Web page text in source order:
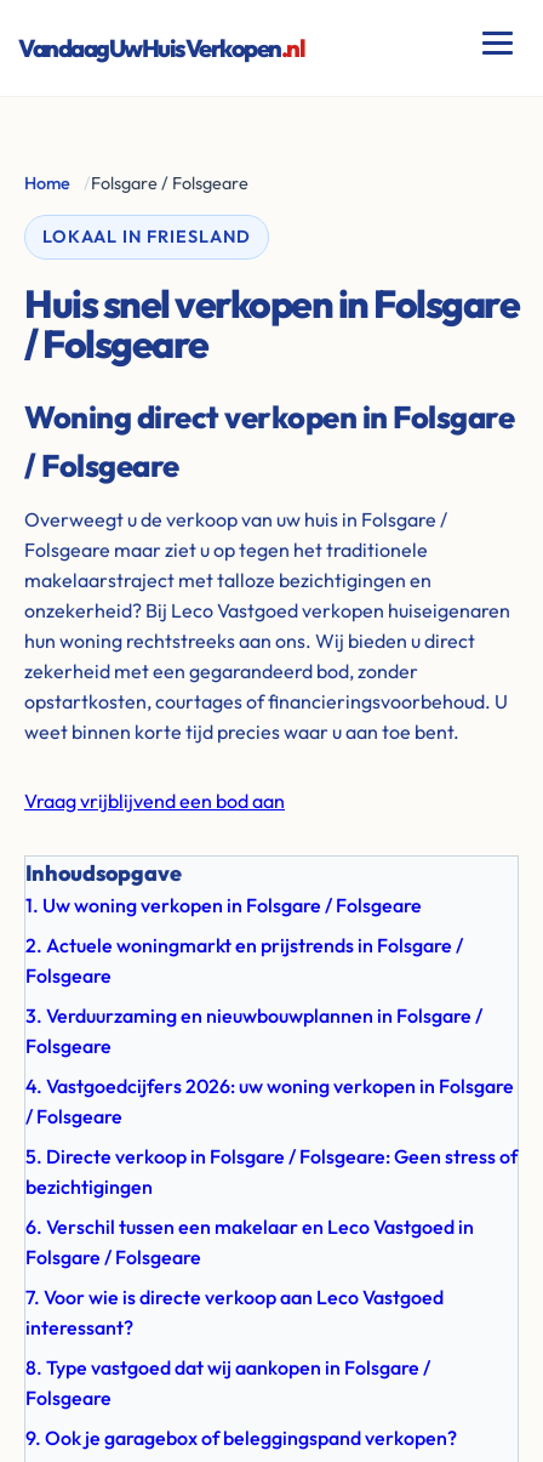
VandaagUwHuisVerkopen.nl
Home /Folsgare / Folsgeare
LOKAAL IN FRIESLAND
Huis snel verkopen in Folsgare
/ Folsgeare
Woning direct verkopen in Folsgare
/ Folsgeare
Overweegt u de verkoop van uw huis in Folsgare /
Folsgeare maar ziet u op tegen het traditionele
makelaarstraject met talloze bezichtigingen en
onzekerheid? Bij Leco Vastgoed verkopen huiseigenaren
hun woning rechtstreeks aan ons. Wij bieden u direct
zekerheid met een gegarandeerd bod, zonder
opstartkosten, courtages of financieringsvoorbehoud. U
weet binnen korte tijd precies waar u aan toe bent.
Vraag vrijblijvend een bod aan
Inhoudsopgave
1. Uw woning verkopen in Folsgare / Folsgeare
2. Actuele woningmarkt en prijstrends in Folsgare /
Folsgeare
3. Verduurzaming en nieuwbouwplannen in Folsgare /
Folsgeare
4. Vastgoedcijfers 2026: uw woning verkopen in Folsgare
/ Folsgeare
5. Directe verkoop in Folsgare / Folsgeare: Geen stress of
bezichtigingen
6. Verschil tussen een makelaar en Leco Vastgoed in
Folsgare / Folsgeare
7. Voor wie is directe verkoop aan Leco Vastgoed
interessant?
8. Type vastgoed dat wij aankopen in Folsgare /
Folsgeare
9. Ook je garagebox of beleggingspand verkopen?